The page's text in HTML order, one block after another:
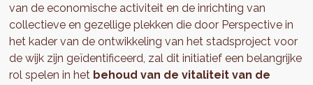
van de economische activiteit en de inrichting van
collectieve en gezellige plekken die door Perspective in
het kader van de ontwikkeling van het stadsproject voor
de wijk zijn geïdentificeerd, zal dit initiatief een belangrijke
rol spelen in het behoud van de vitaliteit van de